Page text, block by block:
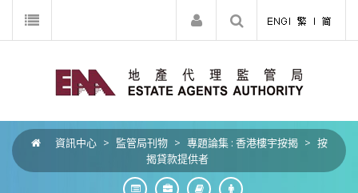
資訊中心 > 監管局刊物 > 專題論集 : 香港樓宇按揭 > 按
揭貸款提供者